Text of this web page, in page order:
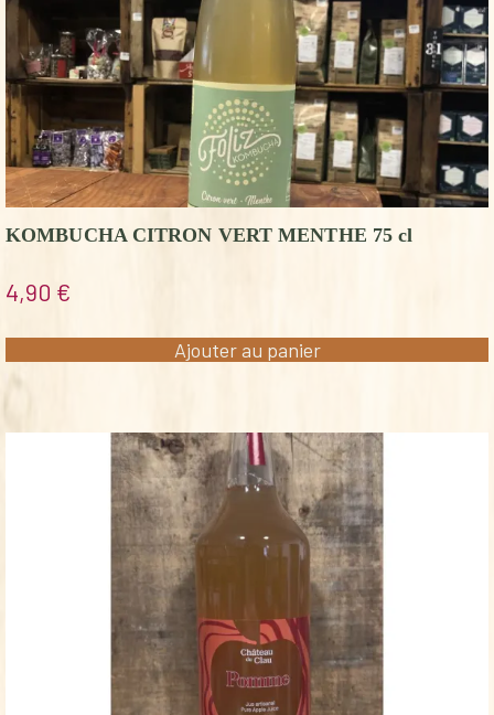
KOMBUCHA CITRON VERT MENTHE 75 cl
4,90 €
Ajouter au panier